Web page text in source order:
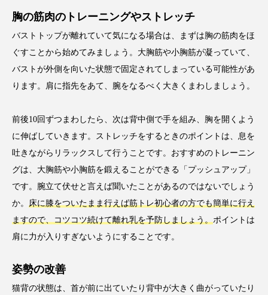
胸の筋肉のトレーニングやストレッチ
バストトップが離れていて気になる場合は、まずは胸の筋肉をほ
ぐすことから始めてみましょう。大胸筋や小胸筋が凝っていて、
バストが外側を向いた状態で固定されてしまっている可能性があ
ります。肩に指先をあて、腕をなるべく大きくまわしましょう。
前後10回ずつまわしたら、次は背中側で手を組み、胸を開くよう
に伸ばしていきます。ストレッチをするときのポイントは、息を
吐きながらリラックスして行うことです。おすすめのトレーニン
グは、大胸筋や小胸筋を鍛えることができる「プッシュアップ」
です。腕立て伏せと言えば聞いたことがあるのではないでしょう
か。 床に膝をついたまま行えば筋トレ初心者の方でも簡単に行え
ますので、コツコツ続けて離れ乳を予防しましょう。ポイントは
肩に力が入りすぎないようにすることです。
姿勢の改善
猫背の状態は、首が前に出ていたり背中が大きく曲がっていたり